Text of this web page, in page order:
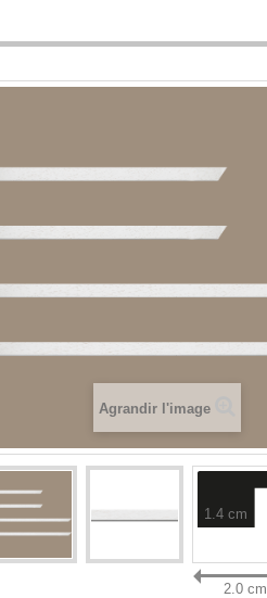
Agrandir l'image
2.0 cm
1.4 cm